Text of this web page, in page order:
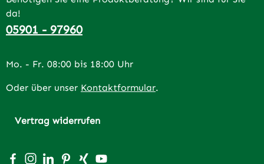
da!
05901 - 97960
Mo. - Fr. 08:00 bis 18:00 Uhr
Oder über unser Kontaktformular.
Vertrag widerrufen
Besuche uns auf Facebook – öffnet in neuem Tab
Schau auf Instagram vorbei – öffnet in neuem Tab
Vernetze dich mit uns auf LinkedIn – öffnet in
Lass dich auf Pinterest inspirieren – öffnet
Vernetze dich mit uns auf Xing – öffnet
Sieh dir unsere Videos auf YouTube